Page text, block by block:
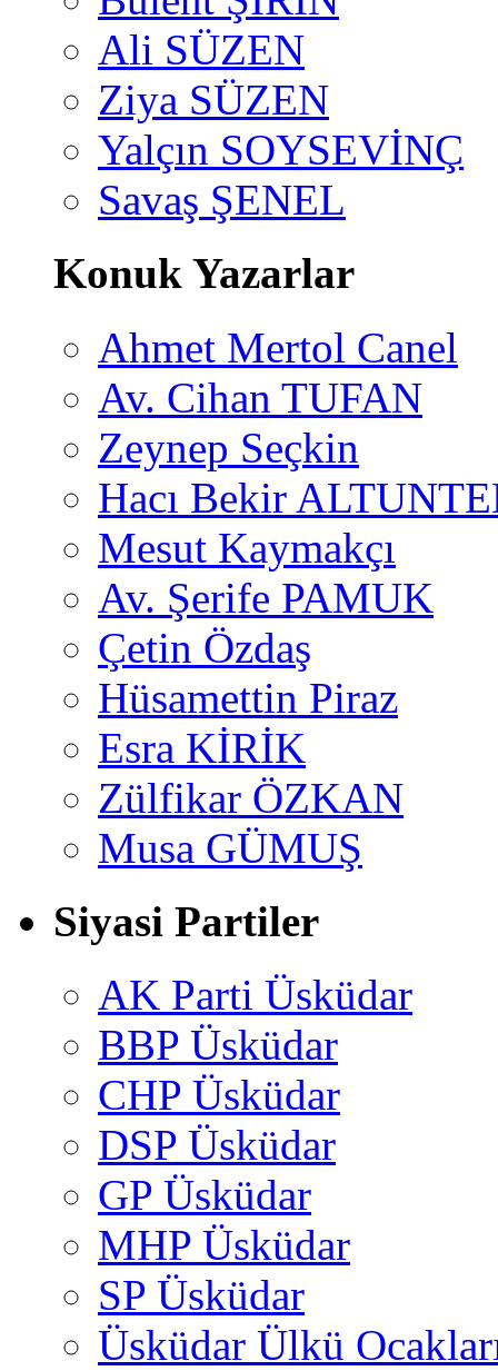
Ali SÜZEN
Ziya SÜZEN
Yalçın SOYSEVİNÇ
Savaş ŞENEL
Konuk Yazarlar
Ahmet Mertol Canel
Av. Cihan TUFAN
Zeynep Seçkin
Hacı Bekir
Mesut Kaymakçı
Av. Şerife PAMUK
Çetin Özdaş
Hüsamettin Piraz
Esra KİRİK
Zülfikar ÖZKAN
Musa GÜMUŞ
Siyasi Partiler
AK Parti Üsküdar
BBP Üsküdar
CHP Üsküdar
DSP Üsküdar
GP Üsküdar
MHP Üsküdar
SP Üsküdar
Üsküdar Ülkü